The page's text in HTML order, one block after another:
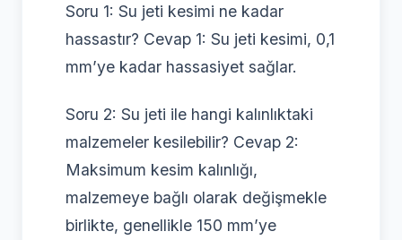
Soru 1: Su jeti kesimi ne kadar
hassastır? Cevap 1: Su jeti kesimi, 0,1
mm’ye kadar hassasiyet sağlar.
Soru 2: Su jeti ile hangi kalınlıktaki
malzemeler kesilebilir? Cevap 2:
Maksimum kesim kalınlığı,
malzemeye bağlı olarak değişmekle
birlikte, genellikle 150 mm’ye